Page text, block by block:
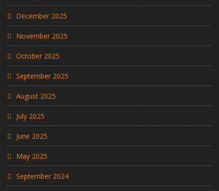
December 2025
November 2025
October 2025
September 2025
August 2025
July 2025
June 2025
May 2025
September 2024